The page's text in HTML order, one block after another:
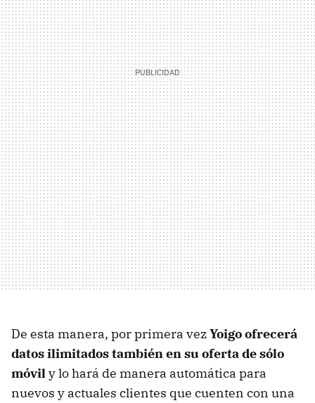
De esta manera, por primera vezYoigo ofrecerá
datos ilimitados también en su oferta de sólo
móvily lo hará de manera automática para
nuevos y actuales clientes que cuenten con una